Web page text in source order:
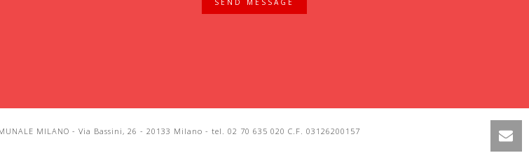
SEND MESSAGE
MILANO - Via Bassini, 26 - 20133 Milano - tel. 02 70 635 020 C.F. 03126200157